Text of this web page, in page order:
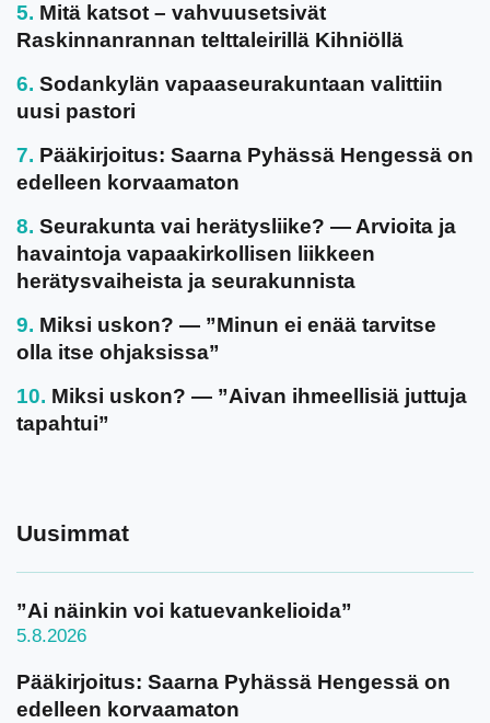
Mitä katsot – vahvuusetsivät
Raskinnanrannan telttaleirillä Kihniöllä
Sodankylän vapaaseurakuntaan valittiin
uusi pastori
Pääkirjoitus: Saarna Pyhässä Hengessä on
edelleen korvaamaton
Seurakunta vai herätysliike? — Arvioita ja
havaintoja vapaakirkollisen liikkeen
herätysvaiheista ja seurakunnista
Miksi uskon? — ”Minun ei enää tarvitse
olla itse ohjaksissa”
Miksi uskon? — ”Aivan ihmeellisiä juttuja
tapahtui”
Uusimmat
”Ai näinkin voi katuevankelioida”
5.8.2026
Pääkirjoitus: Saarna Pyhässä Hengessä on
edelleen korvaamaton